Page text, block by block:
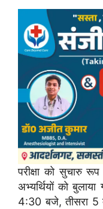
परीक्षाकोसुचारु
अभ्यर्थियोंकोबुलाया
4:30बजे,तीसरा 5